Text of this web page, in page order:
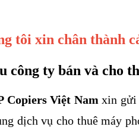
tôi xin chân thành
công ty bán và cho
Copiers Việt Nam xin gửi
dịch vụ cho thuê máy